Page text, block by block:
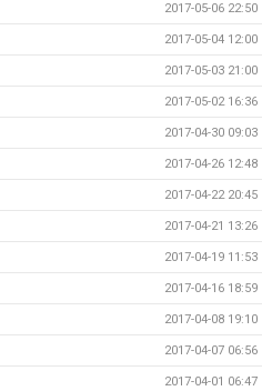
2017-05-06 22:50
2017-05-04 12:00
2017-05-03 21:00
2017-05-02 16:36
2017-04-30 09:03
2017-04-26 12:48
2017-04-22 20:45
2017-04-21 13:26
2017-04-19 11:53
2017-04-16 18:59
2017-04-08 19:10
2017-04-07 06:56
2017-04-01 06:47